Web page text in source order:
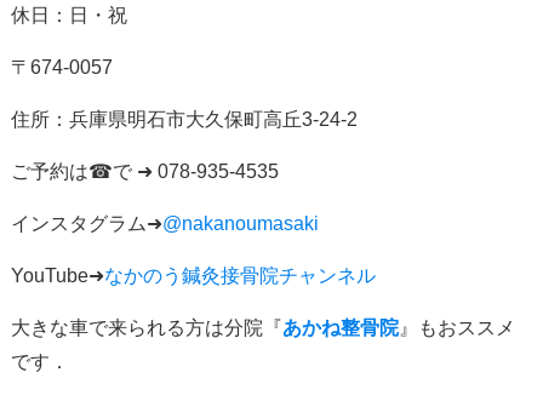
休日：日・祝
〒 674-0057
住所： 兵庫県明石市大久保町高丘3-24-2
ご予約は☎で➜ 078-935-4535
インスタグラム➜@nakanoumasaki
YouTube➜なかのう鍼灸接骨院チャンネル
大きな車で来られる方は分院『あかね整骨院』もおススメ
です．